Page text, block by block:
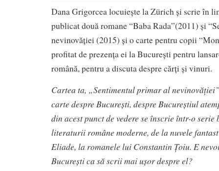
Dana Grigorcea locuiește la Zürich și scrie în
publicat două romane “Baba Rada”(2011) și
nevinovăției (2015) și o carte pentru copii
profitat de prezența ei la București pentru
română, pentru a discuta despre cărți și vinuri.
Cartea ta, „Sentimentul primar al
carte despre București, despre Bucureștiul
din acest punct de vedere se înscrie într-o serie
literaturii române moderne, de la nuvele
Eliade, la romanele lui Constantin Țoiu. E
București ca să scrii mai ușor despre el?